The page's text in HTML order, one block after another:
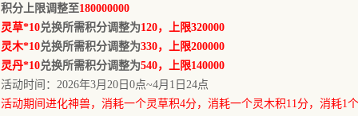
积分上限调整至180000000
灵草*10兑换所需积分调整为120，上限320000
灵木*10兑换所需积分调整为330，上限200000
灵丹*10兑换所需积分调整为540，上限140000
活动时间： 2026年3月 20 日 0点~4月 1 日24点
活动期间进化神兽，消耗一个灵草积4分，消耗一个灵木积11分，消耗1